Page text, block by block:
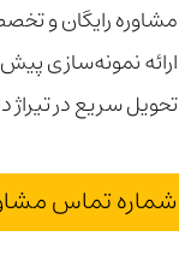
مشاوره رایگان و
ارائه نمونه‌سازی پیش
تحویل سریع در تیراژ
شماره تماس مشاوره :